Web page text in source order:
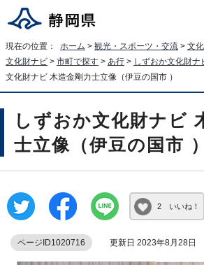
現在の位置： ホーム > 観光・スポーツ・交流 > 文
文化財ナビ > 市町で探す > あ行 > しずおか文化財
文化財ナビ 木造金剛力士立像（伊豆の国市 ）
しずおか文化財ナビ
士立像（伊豆の国市 ）
2 いいね！
ページID1020716 更新日 2023年8月28日